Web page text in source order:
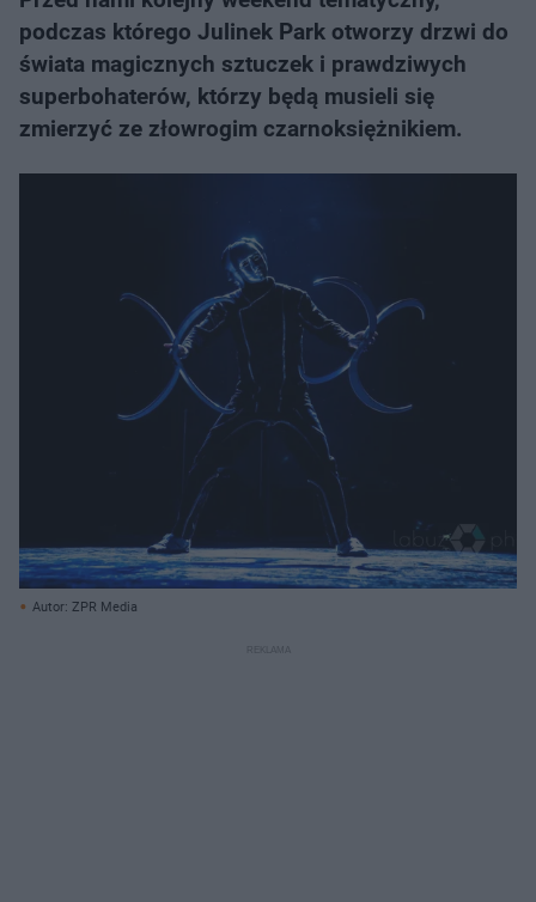
podczas którego Julinek Park otworzy drzwi do
świata magicznych sztuczek i prawdziwych
superbohaterów, którzy będą musieli się
zmierzyć ze złowrogim czarnoksiężnikiem.
Autor: ZPR Media